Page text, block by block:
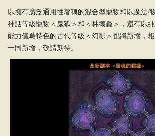
以擁有廣泛通用性著稱的混合型寵物和以魔法/
神話等級寵物＜鬼狐＞和＜林德蟲＞，還有以
能力值爲特色的古代等級＜幻影＞也將新增，
一同新增，敬請期待。